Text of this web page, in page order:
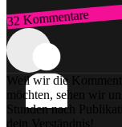
32 Kommentare
Zum Login
Weil wir die
möchten, sehen wir
Stunden nach
dein Verständnis!